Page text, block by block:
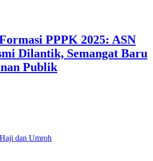
PPPK 2025: ASN
Dilantik, Semangat Baru
Publik
dan Umroh